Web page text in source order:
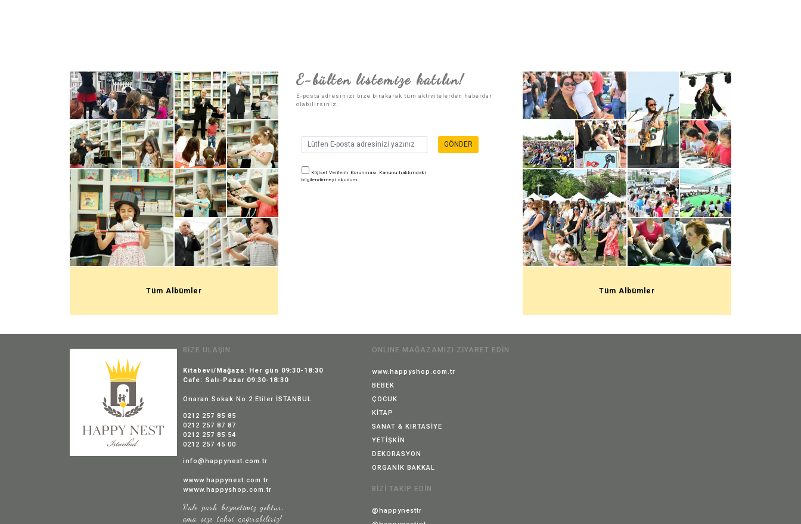
Tüm Albümler
E-bülten listemize katılın!
E-posta adresinizi bize bırakarak tüm aktivitelerden haberdar
olabilirsiniz.
Kişisel Verilerin Korunması Kanunu hakkındaki
bilgilendirmeyi okudum.
GÖNDER
Tüm Albümler
BİZE ULAŞIN
Kitabevi/Mağaza: Her gün 09:30-18:30
Cafe: Salı-Pazar 09:30-18:30
Onaran Sokak No:2 Etiler İSTANBUL
0212 257 85 85
0212 257 87 87
0212 257 85 54
0212 257 45 00
info@happynest.com.tr
wwww.happynest.com.tr
wwww.happyshop.com.tr
Vale park hizmetimiz yoktur,
ama size taksi çağırabiliriz!
ONLINE MAĞAZAMIZI ZİYARET EDİN
www.happyshop.com.tr
BEBEK
ÇOCUK
KİTAP
SANAT & KIRTASİYE
YETİŞKİN
DEKORASYON
ORGANİK BAKKAL
BİZİ TAKİP EDİN
@happynesttr